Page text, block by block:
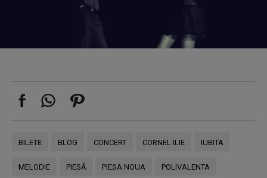
BILETE BLOG CONCERT CORNEL ILIE IUBITA
MELODIE PIESĂ PIESA NOUA POLIVALENTA